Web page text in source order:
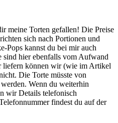
meine Torten gefallen! Die Preise
sich nach Portionen und
Pops kannst du bei mir auch
sind hier ebenfalls vom Aufwand
liefern können wir (wie im Artikel
Die Torte müsste von
Wenn du weiterhin
wir Details telefonisch
findest du auf der